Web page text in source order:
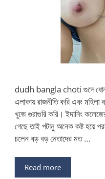
dudh bangla choti গুদে ধোন
এলাকায় রাজনীতি করি এবং মহিলা
খুজে গুরাগুরি করি। ইদানিং
গেছে তাই পটানু অনেক কষ্ট হয়ে
চলেন বড় বড় নেতাদের মত …
Read more